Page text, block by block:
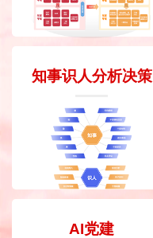
知事识人分析决策
AI党建